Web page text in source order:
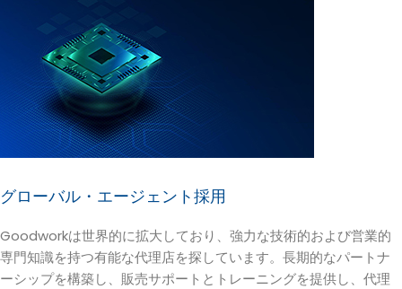
グローバル・エージェント採用
Goodworkは世界的に拡大しており、強力な技術的および営業的
専門知識を持つ有能な代理店を探しています。長期的なパートナ
ーシップを構築し、販売サポートとトレーニングを提供し、代理